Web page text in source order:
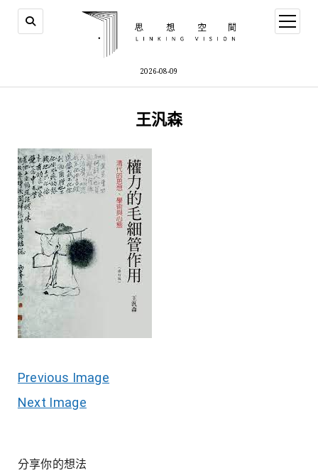
2026-08-09
open
menu
王汎森
Previous Image
Next Image
分享你的想法